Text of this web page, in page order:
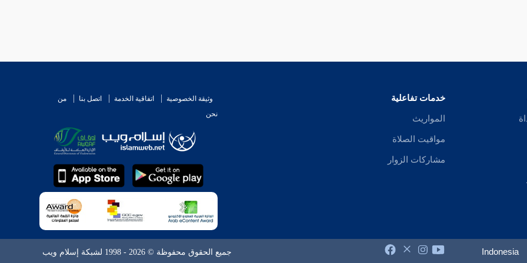
خدمات تفاعلية
المواريث
مواقيت الصلاة
مشاركات الزوار
وثيقة الخصوصية اتفاقية الخدمة اتصل بنا
من
نحن
Indonesia جميع الحقوق محفوظة © 2026 - 1998 لشبكة إسلام ويب